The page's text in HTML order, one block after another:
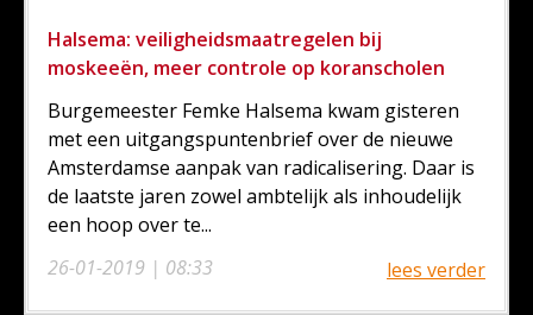
Halsema: veiligheidsmaatregelen bij
moskeeën, meer controle op koranscholen
26-01-2019 | 08:33
Burgemeester Femke Halsema kwam gisteren
met een uitgangspuntenbrief over de nieuwe
Amsterdamse aanpak van radicalisering. Daar is
de laatste jaren zowel ambtelijk als inhoudelijk
een hoop over te...
lees verder